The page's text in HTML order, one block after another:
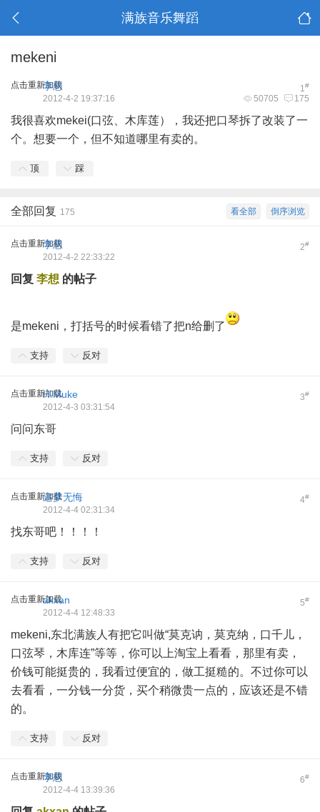
满族音乐舞蹈
mekeni
点击重新加载 1#
李想
50705 175
2012-4-2 19:37:16
我很喜欢mekei(口弦、木库莲），我还把口琴拆了改装了一
个。想要一个，但不知道哪里有卖的。
顶 踩
倒序浏览
看全部
全部回复 175
点击重新加载 2#
李想
2012-4-2 22:33:22
回复 李想 的帖子
是mekeni，打括号的时候看错了把n给删了
支持 反对
点击重新加载 3#
H.Muke
2012-4-3 03:31:54
问问东哥
支持 反对
点击重新加载 4#
追梦无悔
2012-4-4 02:31:34
找东哥吧！！！！
支持 反对
点击重新加载 5#
akxan
2012-4-4 12:48:33
mekeni,东北满族人有把它叫做“莫克讷，莫克纳，口千儿，
口弦琴，木库连”等等，你可以上淘宝上看看，那里有卖，
价钱可能挺贵的，我看过便宜的，做工挺糙的。不过你可以
去看看，一分钱一分货，买个稍微贵一点的，应该还是不错
的。
支持 反对
点击重新加载 6#
李想
2012-4-4 13:39:36